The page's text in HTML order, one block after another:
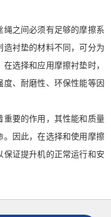
绳之间必须有足够的摩擦系
衬垫的材料不同，可分为
选择和应用摩擦衬垫时，
、耐磨性、环保性能等因
重要的作用，其性能和质量
。因此，在选择和使用摩擦
证提升机的正常运行和安